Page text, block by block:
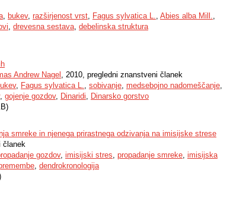
, bukev, razširjenost vrst, Fagus sylvatica L., Abies alba Mill.,
, drevesna sestava, debelinska struktura
Andrew Nagel , 2010, pregledni znanstveni članek
, Fagus sylvatica L., sobivanje, medsebojno nadomeščanje,
, gojenje gozdov, Dinaridi, Dinarsko gorstvo
smreke in njenega prirastnega odzivanja na imisijske strese
članek
gozdov, imisijski stres, propadanje smreke, imisijska
, dendrokronologija